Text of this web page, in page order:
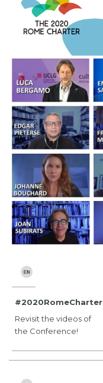
#2020RomeCharter
Revisit the videos of
the Conference!